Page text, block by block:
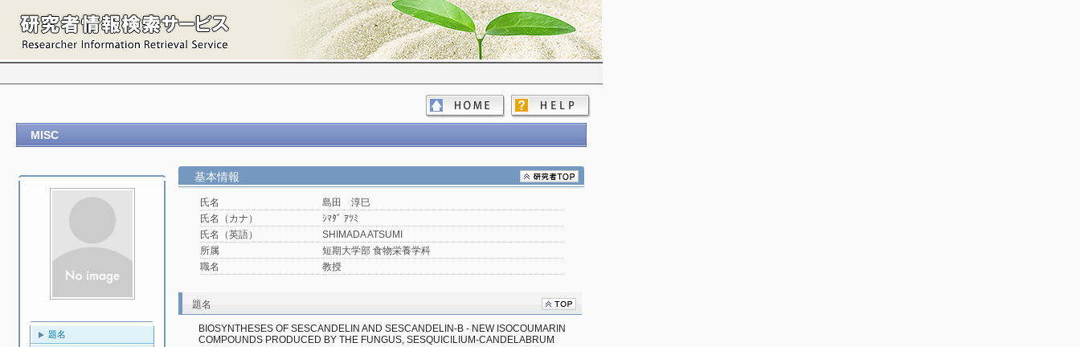
MISC
題名
基本情報
氏名
島田 淳巳
氏名（カナ）
ｼﾏﾀﾞ ｱﾂﾐ
氏名（英語）
SHIMADA ATSUMI
所属
短期大学部 食物栄養学科
職名
教授
題名
BIOSYNTHESES OF SESCANDELIN AND SESCANDELIN-B - NEW ISOCOUMARIN
COMPOUNDS PRODUCED BY THE FUNGUS, SESQUICILIUM-CANDELABRUM